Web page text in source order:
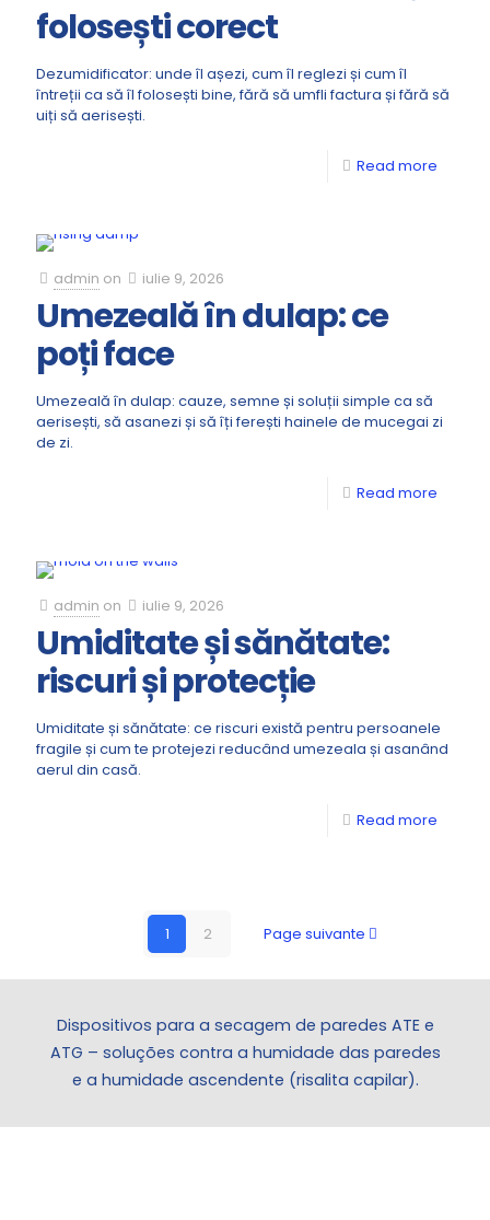
folosești corect
Dezumidificator: unde îl așezi, cum îl reglezi și cum îl
întreții ca să îl folosești bine, fără să umfli factura și fără să
uiți să aerisești.
Read more
admin on iulie 9, 2026
Umezeală în dulap: ce
poți face
Umezeală în dulap: cauze, semne și soluții simple ca să
aerisești, să asanezi și să îți ferești hainele de mucegai zi
de zi.
Read more
admin on iulie 9, 2026
Umiditate și sănătate:
riscuri și protecție
Umiditate și sănătate: ce riscuri există pentru persoanele
fragile și cum te protejezi reducând umezeala și asanând
aerul din casă.
Read more
1 2 Page suivante
Dispositivos para a secagem de paredes ATE e
ATG – soluções contra a humidade das paredes
e a humidade ascendente (risalita capilar).